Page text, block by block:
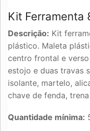
Kit Ferramenta
Descrição: Kit
plástico. Maleta
centro frontal e
estojo e duas travas
isolante, martelo,
chave de fenda,
Quantidade mínima: